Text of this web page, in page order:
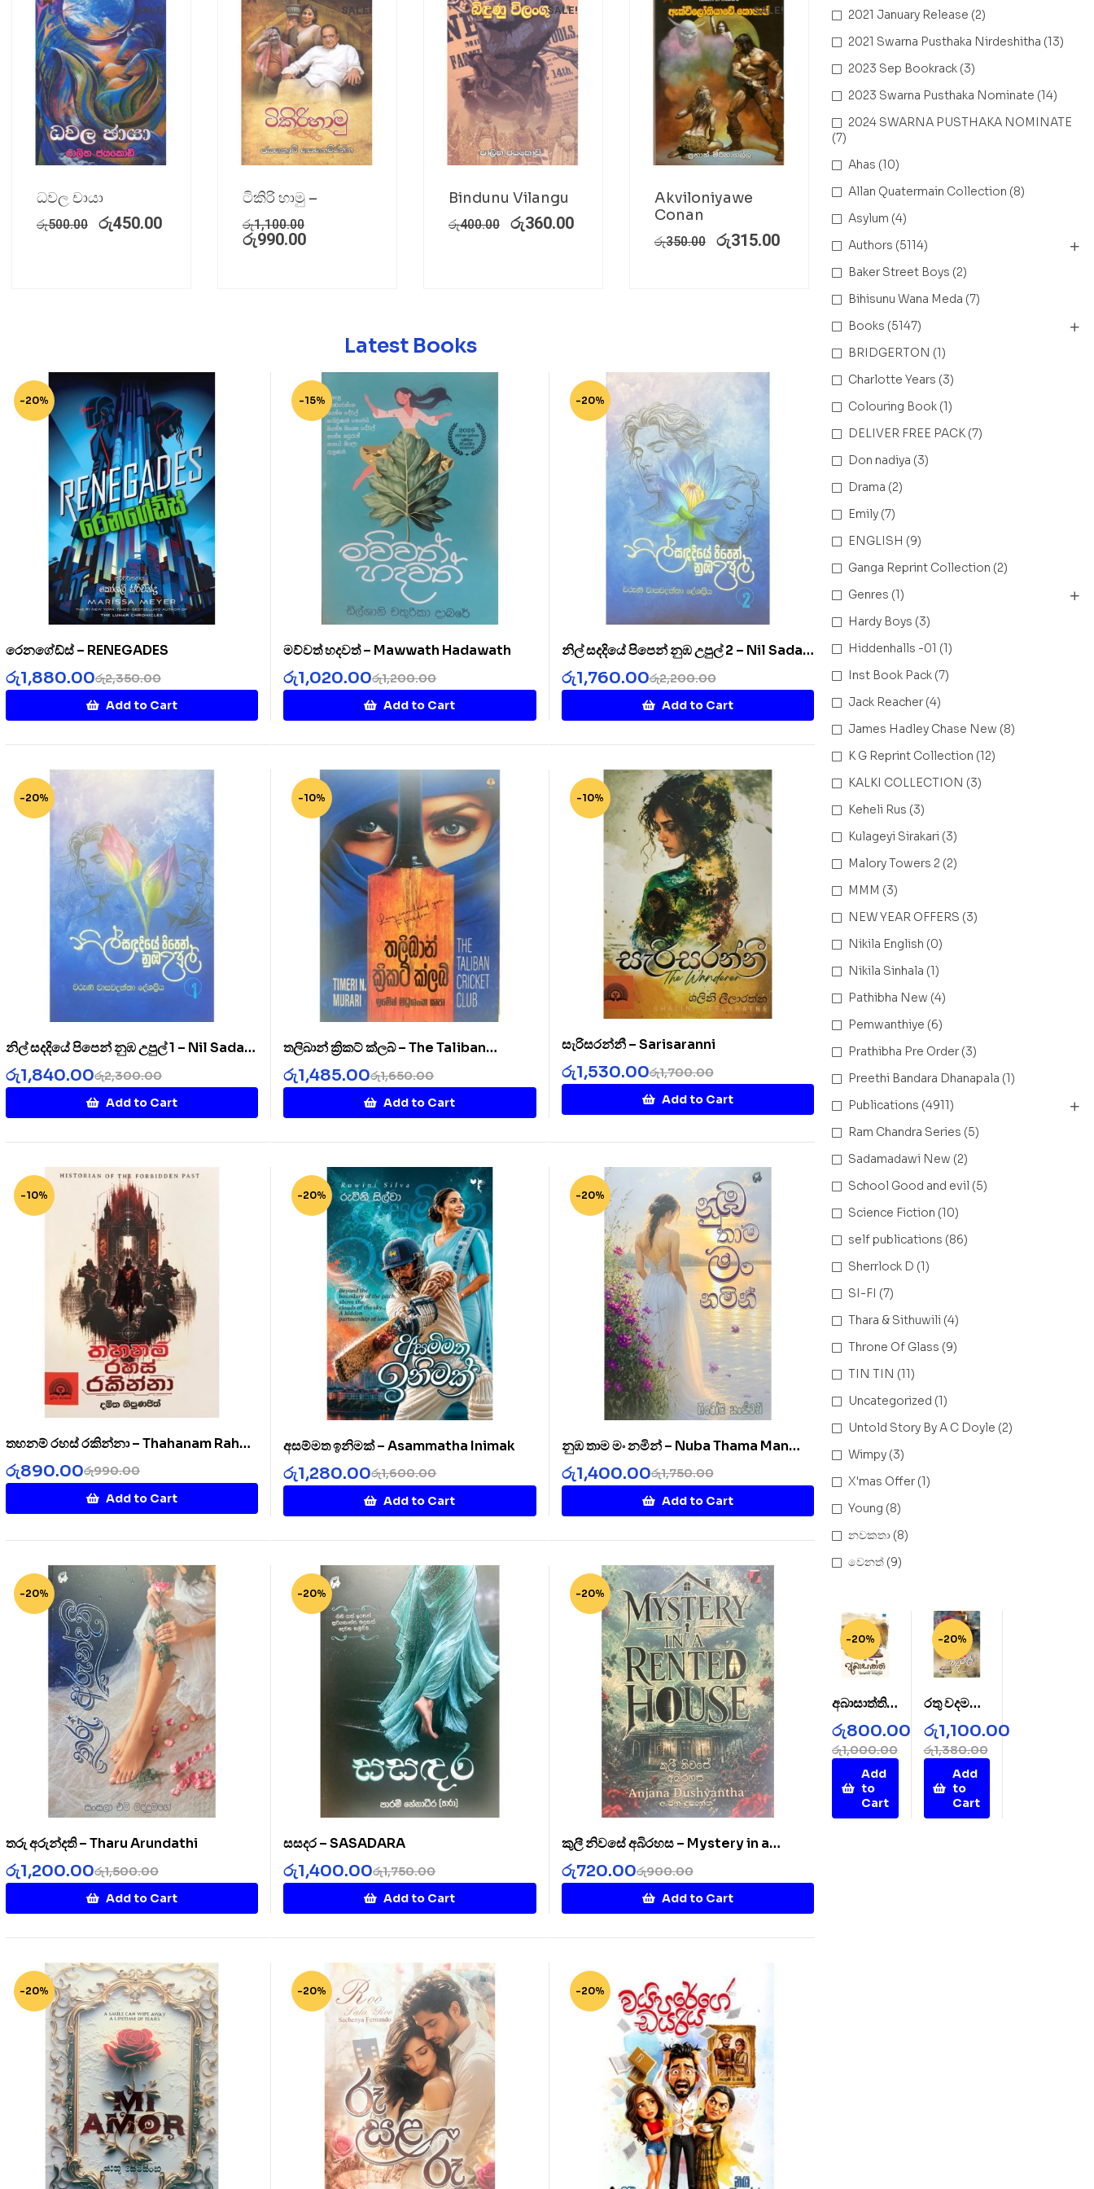
SALE!
ධවල චායා
රු500.00 රු450.00
SALE!
ටිකිරි හාමු –
රු1,100.00
රු990.00
SALE!
Bindunu Vilangu
රු400.00 රු360.00
SALE!
Akviloniyawe
Conan
රු350.00 රු315.00
Latest Books
-20%
රෙනගේඩ්ස් – RENEGADES
රු2,350.00
රු1,880.00
Add to Cart
-15%
මව්වත් හදවත් – Mawwath Hadawath
රු1,200.00
රු1,020.00
Add to Cart
-20%
නිල් සදදියේ පිපෙන් නුඹ උපුල් 2 – Nil Sada
Diye 2
රු2,200.00
රු1,760.00
Add to Cart
-20%
නිල් සදදියේ පිපෙන් නුඹ උපුල් 1 – Nil Sada
Diye 1
රු2,300.00
රු1,840.00
Add to Cart
-10%
තලිබාන් ක්‍රිකට් ක්ලබ් – The Taliban
Cricket Clubරු1,650.00
රු1,485.00
Add to Cart
-10%
සැරිසරන්නී – Sarisaranni
රු1,700.00
රු1,530.00
Add to Cart
-10%
තහනම් රහස් රකින්නා – Thahanam Rahas
Rakinnaa
රු990.00
රු890.00
Add to Cart
-20%
අසම්මත ඉනිමක් – Asammatha Inimak
රු1,600.00
රු1,280.00
Add to Cart
-20%
නුඹ තාම මං නමින් – Nuba Thama Man
Namin
රු1,750.00
රු1,400.00
Add to Cart
-20%
තරු අරුන්දති – Tharu Arundathi
රු1,500.00
රු1,200.00
Add to Cart
-20%
සසදර – SASADARA
රු1,750.00
රු1,400.00
Add to Cart
-20%
කුලී නිවසේ අබිරහස – Mystery in a
Rented House
රු900.00
රු720.00
Add to Cart
-20% -20% -20%
2021 January Release (2)
2021 Swarna Pusthaka Nirdeshitha (13)
2023 Sep Bookrack (3)
2023 Swarna Pusthaka Nominate (14)
2024 SWARNA PUSTHAKA NOMINATE
(7)
Ahas (10)
Allan Quatermain Collection (8)
Asylum (4)
Authors (5114)
Baker Street Boys (2)
Bihisunu Wana Meda (7)
Books (5147)
BRIDGERTON (1)
Charlotte Years (3)
Colouring Book (1)
DELIVER FREE PACK (7)
Don nadiya (3)
Drama (2)
Emily (7)
ENGLISH (9)
Ganga Reprint Collection (2)
Genres (1)
Hardy Boys (3)
Hiddenhalls -01 (1)
Inst Book Pack (7)
Jack Reacher (4)
James Hadley Chase New (8)
K G Reprint Collection (12)
KALKI COLLECTION (3)
Keheli Rus (3)
Kulageyi Sirakari (3)
Malory Towers 2 (2)
MMM (3)
NEW YEAR OFFERS (3)
Nikila English (0)
Nikila Sinhala (1)
Pathibha New (4)
Pemwanthiye (6)
Prathibha Pre Order (3)
Preethi Bandara Dhanapala (1)
Publications (4911)
Ram Chandra Series (5)
Sadamadawi New (2)
School Good and evil (5)
Science Fiction (10)
self publications (86)
Sherrlock D (1)
SI-FI (7)
Thara & Sithuwili (4)
Throne Of Glass (9)
TIN TIN (11)
Uncategorized (1)
Untold Story By A C Doyle (2)
Wimpy (3)
X'mas Offer (1)
Young (8)
නවකතා (8)
වෙනත් (9)
-20%
අබාසාත්ති –
AbaSatht
hi
රු1,000.00
රු800.00
Add
to
Cart
-20%
රතු වදමල් –
Rathu
Wada
Mal
රු1,380.00
රු1,100.00
Add
to
Cart